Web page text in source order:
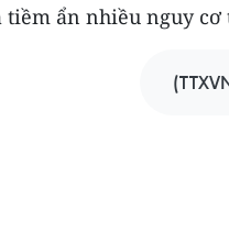
ẩn nhiều nguy cơ